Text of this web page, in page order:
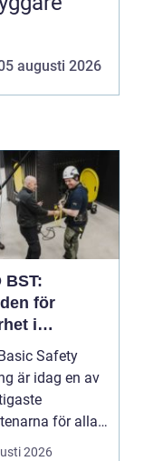
augusti 2026
BST:
för
i
Safety
är idag en av
för alla
arbet...
2026